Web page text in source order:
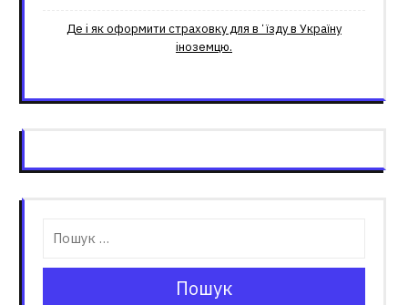
Де і як оформити страховку для вʼїзду в Україну
іноземцю.
Пошук